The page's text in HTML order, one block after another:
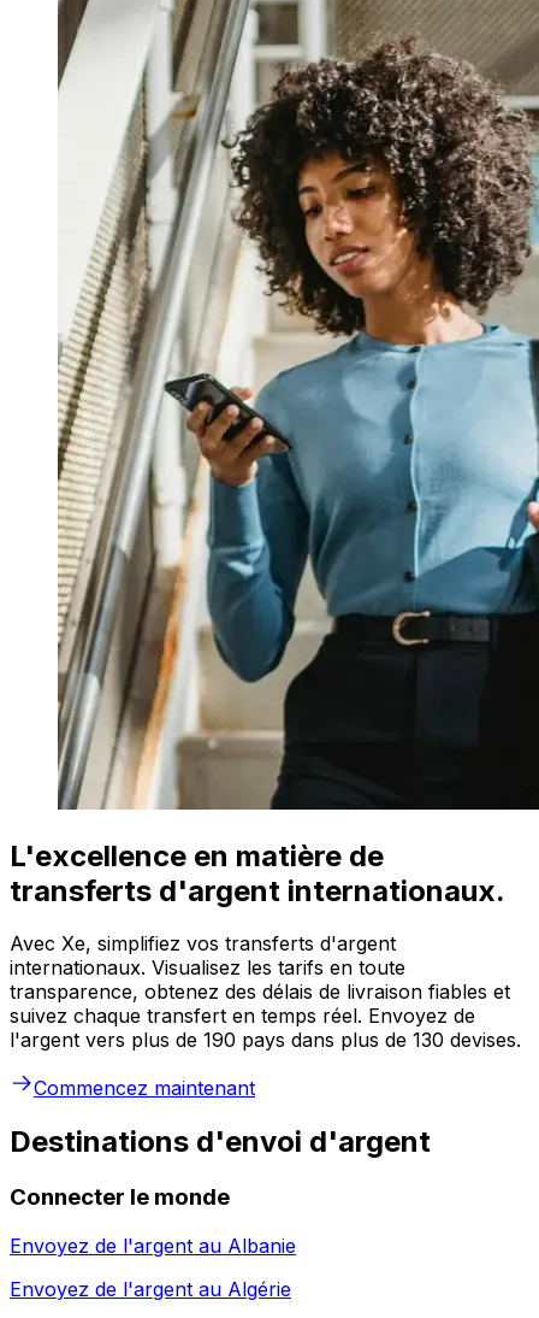
L'excellence en matière de
transferts d'argent internationaux.
Avec Xe, simplifiez vos transferts d'argent
internationaux. Visualisez les tarifs en toute
transparence, obtenez des délais de livraison fiables et
suivez chaque transfert en temps réel. Envoyez de
l'argent vers plus de 190 pays dans plus de 130 devises.
Commencez maintenant
Destinations d'envoi d'argent
Connecter le monde
Envoyez de l'argent au Albanie
Envoyez de l'argent au Algérie